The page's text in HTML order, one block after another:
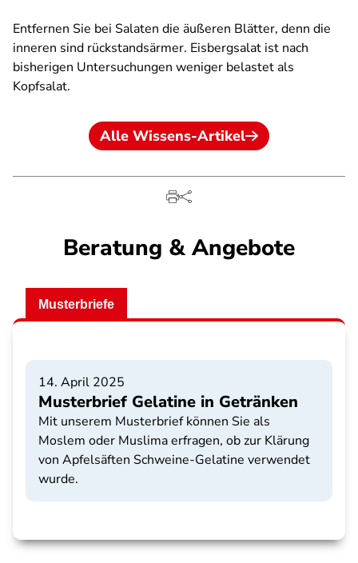
Entfernen Sie bei Salaten die äußeren Blätter, denn die
inneren sind rückstandsärmer. Eisbergsalat ist nach
bisherigen Untersuchungen weniger belastet als
Kopfsalat.
Alle Wissens-Artikel
Beratung & Angebote
Musterbriefe
14. April 2025
Musterbrief Gelatine in Getränken
Mit unserem Musterbrief können Sie als
Moslem oder Muslima erfragen, ob zur Klärung
von Apfelsäften Schweine-Gelatine verwendet
wurde.